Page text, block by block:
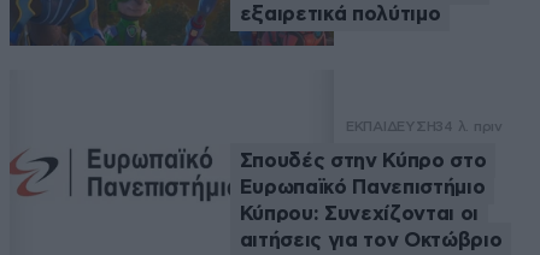
εξαιρετικά πολύτιμο
ΕΚΠΑΙΔΕΥΣΗ34 λ. πριν
Σπουδές στην Κύπρο στο
Ευρωπαϊκό Πανεπιστήμιο
Κύπρου: Συνεχίζονται οι
αιτήσεις για τον Οκτώβριο